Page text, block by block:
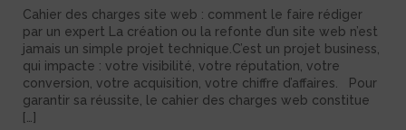
Cahier des charges site web : comment le faire rédiger
par un expert La création ou la refonte d’un site web n’est
jamais un simple projet technique.C’est un projet business,
qui impacte : votre visibilité, votre réputation, votre
conversion, votre acquisition, votre chiffre d’affaires. Pour
garantir sa réussite, le cahier des charges web constitue
[…]